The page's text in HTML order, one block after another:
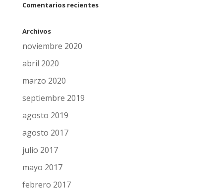
Comentarios recientes
Archivos
noviembre 2020
abril 2020
marzo 2020
septiembre 2019
agosto 2019
agosto 2017
julio 2017
mayo 2017
febrero 2017